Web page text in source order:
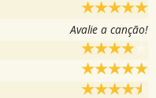
Avalie a canção!